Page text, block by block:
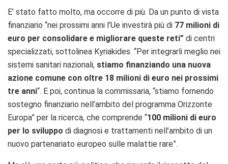
E’ stato fatto molto, ma occorre di più. Da un punto di vista
finanziario “nei prossimi anni l’Ue investirà più di 77 milioni di
euro per consolidare e migliorare queste reti” di centri
specializzati, sottolinea Kyriakides. “Per integrarli meglio nei
sistemi sanitari nazionali, stiamo finanziando una nuova
azione comune con oltre 18 milioni di euro nei prossimi
tre anni“. E poi, continua la commissaria, “stiamo fornendo
sostegno finanziario nell’ambito del programma Orizzonte
Europa” per la ricerca, che comprende “100 milioni di euro
per lo sviluppo di diagnosi e trattamenti nell’ambito di un
nuovo partenariato europeo sulle malattie rare”.